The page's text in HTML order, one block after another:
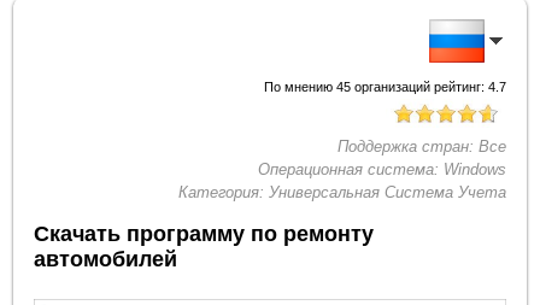
По мнению 45организаций рейтинг: 4.7
Поддержка стран: Все
Операционная система: Windows
Категория: Универсальная Система Учета
Скачать программу по ремонту
автомобилей